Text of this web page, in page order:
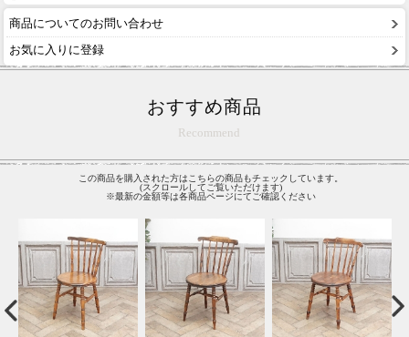
商品についてのお問い合わせ
お気に入りに登録
おすすめ商品
Recommend
この商品を購入された方はこちらの商品もチェックしています。
(スクロールしてご覧いただけます)
※最新の金額等は各商品ページにてご確認ください